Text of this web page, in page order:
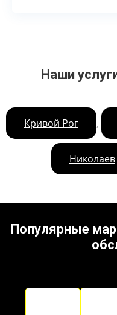
Наши
Кривой Рог ,
Николаев
Популярные